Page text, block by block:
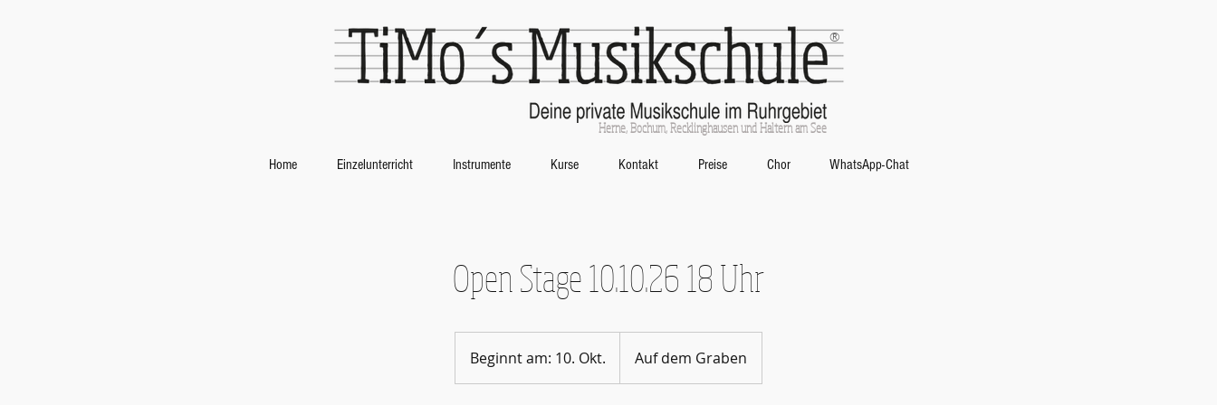
Herne, Bochum, Recklinghausen und Haltern am See
®
Home Einzelunterricht Instrumente Kurse Kontakt Preise Chor WhatsApp-Chat
Open Stage 10.10.26 18 Uhr
Beginnt am: 10. Okt.
e
Auf dem Graben